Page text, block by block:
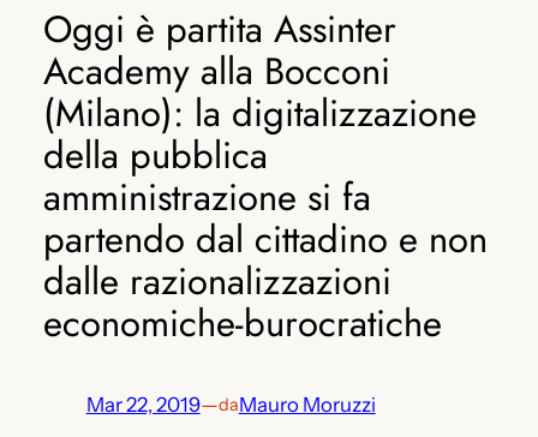
Oggi è partita Assinter
Academy alla Bocconi
(Milano): la digitalizzazione
della pubblica
amministrazione si fa
partendo dal cittadino e non
dalle razionalizzazioni
economiche-burocratiche
Mar 22, 2019—daMauro Moruzzi